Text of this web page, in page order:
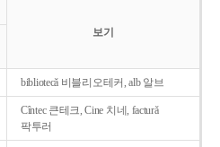
보기
bibliotecǎ 비블리오테커, alb 알브
Cîntec 큰테크, Cine 치네, facturǎ
팍투러